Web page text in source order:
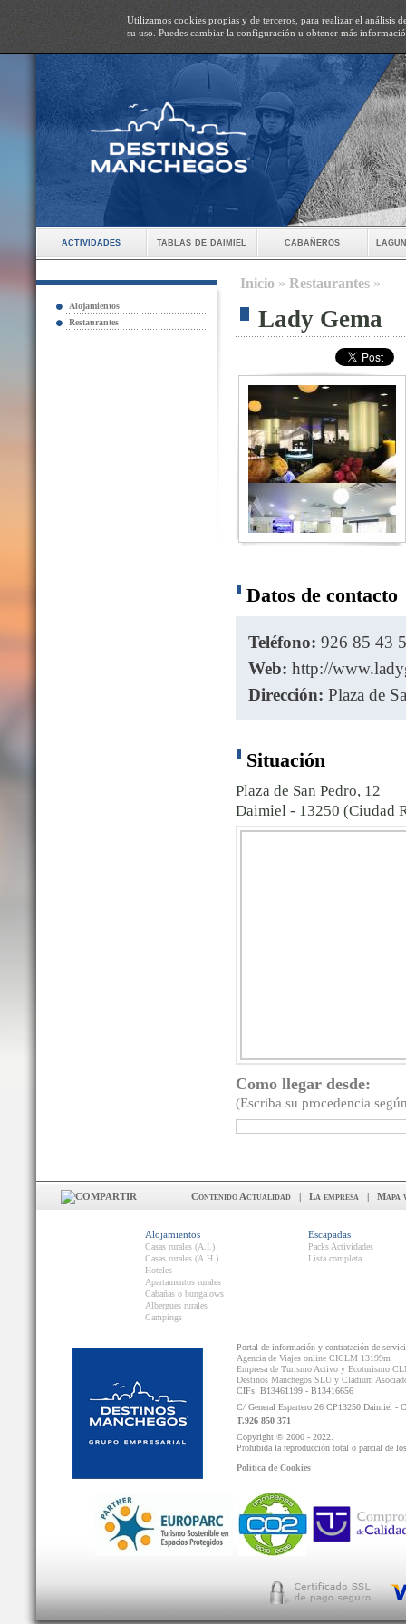
Utilizamos cookies propias y de terceros, para realizar el análisis
su uso. Puedes cambiar la configuración u obtener más
actividades tablas de daimiel cabañeros
Alojamientos
Restaurantes
Inicio » Restaurantes »
Lady Gema
Datos de contacto
Teléfono: 926 85 43
Web: http://
Dirección: Plaza de
Situación
Plaza de San Pedro, 12
Daimiel - 13250 (Ciudad
Como llegar desde:
(Escriba su procedencia
Contenido Actualidad | La empresa | Mapa
Alojamientos
Casas rurales (A.I.)
Casas rurales (A.H.)
Hoteles
Apartamentos rurales
Cabañas o bungalows
Albergues rurales
Campings
Escapadas
Packs Actividades
Lista completa
Portal de información y contratación de
Agencia de Viajes online CICLM 13199m
Empresa de Turismo Activo y Ecoturismo
Destinos Manchegos SLU y Cladium
CIFs: B13461199 - B13416656
C/ General Espartero 26 CP13250 Daimiel -
T.926 850 371
Copyright © 2000 - 2022.
Prohibida la reproducción total o parcial de
Política de Cookies